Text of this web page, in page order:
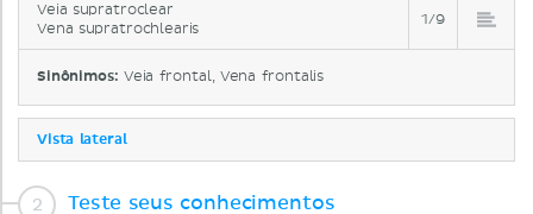
Veia supratroclear
Vena supratrochlearis
1/9
Sinônimos: Veia frontal, Vena frontalis
Vista lateral
Teste seus conhecimentos